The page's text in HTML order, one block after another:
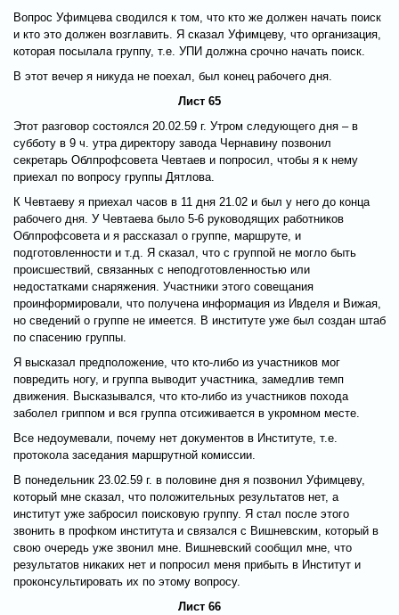
Вопрос Уфимцева сводился к том, что кто же должен начать поиск
и кто это должен возглавить. Я сказал Уфимцеву, что организация,
которая посылала группу, т.е. УПИ должна срочно начать поиск.
В этот вечер я никуда не поехал, был конец рабочего дня.
Лист 65
Этот разговор состоялся 20.02.59 г. Утром следующего дня – в
субботу в 9 ч. утра директору завода Чернавину позвонил
секретарь Облпрофсовета Чевтаев и попросил, чтобы я к нему
приехал по вопросу группы Дятлова.
К Чевтаеву я приехал часов в 11 дня 21.02 и был у него до конца
рабочего дня. У Чевтаева было 5-6 руководящих работников
Облпрофсовета и я рассказал о группе, маршруте, и
подготовленности и т.д. Я сказал, что с группой не могло быть
происшествий, связанных с неподготовленностью или
недостатками снаряжения. Участники этого совещания
проинформировали, что получена информация из Ивделя и Вижая,
но сведений о группе не имеется. В институте уже был создан штаб
по спасению группы.
Я высказал предположение, что кто-либо из участников мог
повредить ногу, и группа выводит участника, замедлив темп
движения. Высказывался, что кто-либо из участников похода
заболел гриппом и вся группа отсиживается в укромном месте.
Все недоумевали, почему нет документов в Институте, т.е.
протокола заседания маршрутной комиссии.
В понедельник 23.02.59 г. в половине дня я позвонил Уфимцеву,
который мне сказал, что положительных результатов нет, а
институт уже забросил поисковую группу. Я стал после этого
звонить в профком института и связался с Вишневским, который в
свою очередь уже звонил мне. Вишневский сообщил мне, что
результатов никаких нет и попросил меня прибыть в Институт и
проконсультировать их по этому вопросу.
Лист 66